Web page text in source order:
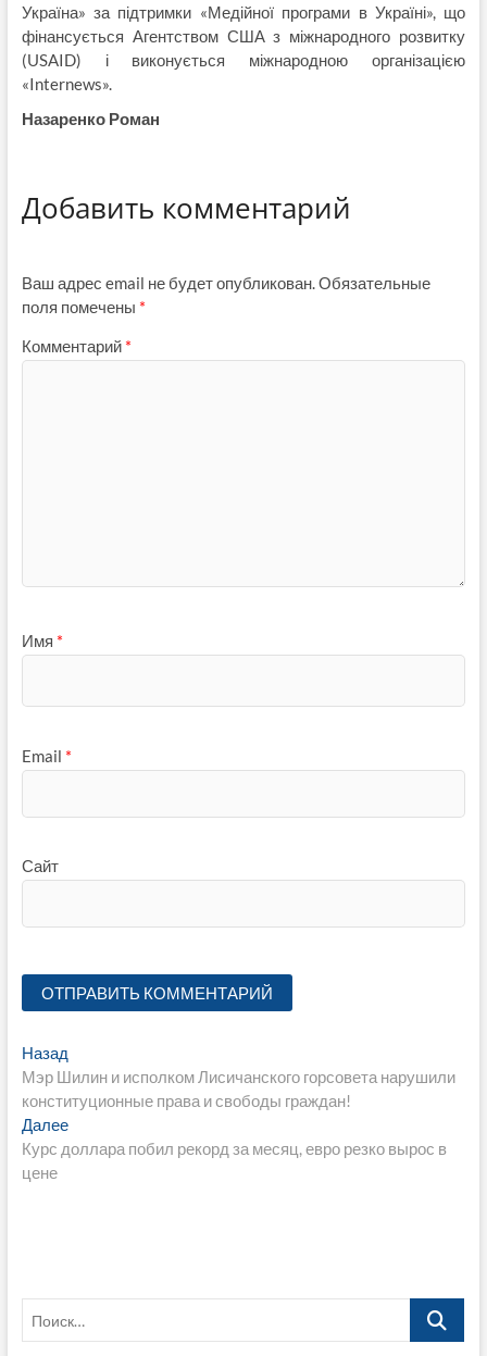
Україна» за підтримки «Медійної програми в Україні», що
фінансується Агентством США з міжнародного розвитку
(USAID) і виконується міжнародною організацією
«Internews».
Назаренко Роман
Добавить комментарий
Ваш адрес email не будет опубликован.Обязательные
поля помечены *
Комментарий *
Имя *
Email *
Сайт
Навигация
по
записям
НазадПредыдущая
запись:
Мэр Шилин и исполком Лисичанского горсовета нарушили
конституционные права и свободы граждан!
ДалееСледующая
запись:
Курс доллара побил рекорд за месяц, евро резко вырос в
цене
Поиск…